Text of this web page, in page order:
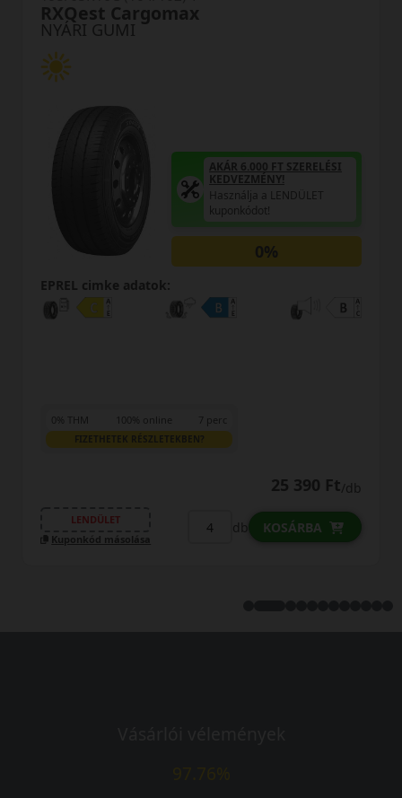
NYÁRI GUMI
RXQest Cargomax
AKÁR 6.000 FT SZERELÉSI
KEDVEZMÉNY!
Használja a LENDÜLET
kuponkódot!
0%
EPREL cimke adatok:
0% THM 100% online 7 perc
FIZETHETEK RÉSZLETEKBEN?
25 390 Ft/db
LENDÜLET
Kuponkód másolása
db KOSÁRBA